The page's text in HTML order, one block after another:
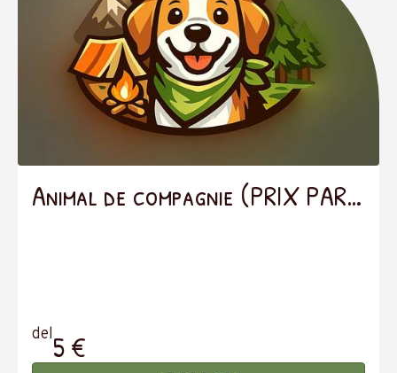
Animal de compagnie (PRIX PAR
del5 €